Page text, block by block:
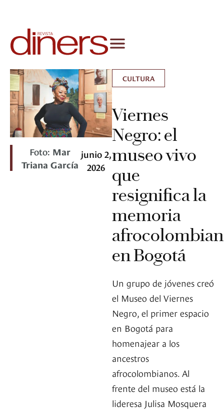
Foto: Mar
Triana García
junio 2,
2026
CULTURA
Viernes
Negro: el
museo vivo
que
resignifica la
memoria
en Bogotá
Un grupo de jóvenes creó
el Museo del Viernes
Negro, el primer espacio
en Bogotá para
homenajear a los
ancestros
afrocolombianos. Al
frente del museo está la
lideresa Julisa Mosquera